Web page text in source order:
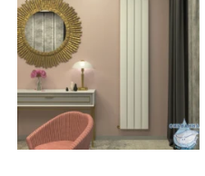
стандарта до
всё, чтобы ваш интерьер
Кол-во
(Вт):1330;Отапливаемая
(M2):12;Цвет:Белый RAL